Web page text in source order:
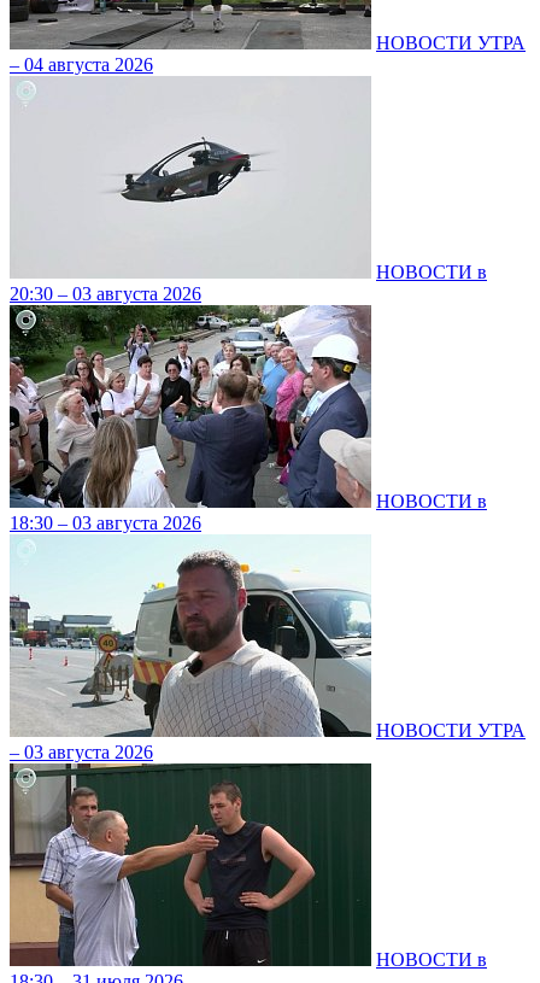
НОВОСТИ УТРА
– 04 августа 2026
НОВОСТИ в
20:30 – 03 августа 2026
НОВОСТИ в
18:30 – 03 августа 2026
НОВОСТИ УТРА
– 03 августа 2026
НОВОСТИ в